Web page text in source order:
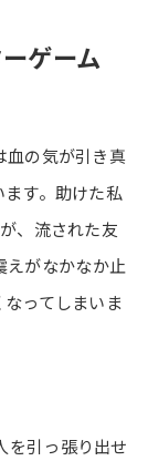
ゲーム
血の気が引き真
す。助けた私
、流された友
えがなかなか止
ってしまいま
を引っ張り出せ